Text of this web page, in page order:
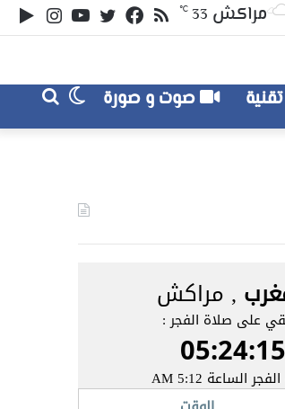
يوتيوبتويتر
فيسبوكملخص
الموقع
مراكش 33
℃
تقنية صوت و صورة
بحث
عن
الوضع
المظلم